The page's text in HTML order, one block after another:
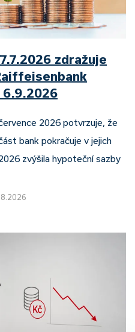
zdražuje
2026 potvrzuje, že
bank pokračuje v jejich
zvýšila hypoteční sazby